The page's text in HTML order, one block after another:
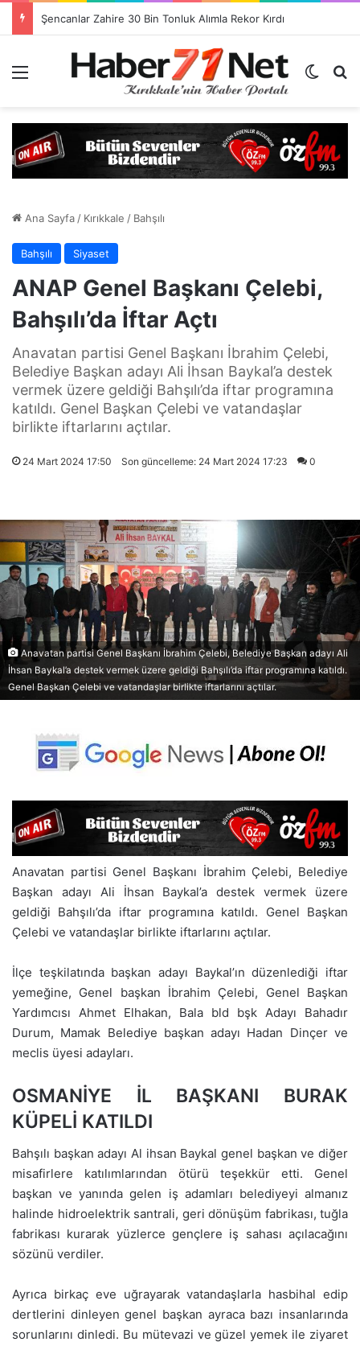
Dış
Ana Sayfa/ Kırıkkale / Bahşılı
Bahşılı Siyaset
ANAP Genel Başkanı Çelebi,
Bahşılı’da İftar Açtı
Anavatan partisi Genel Başkanı İbrahim Çelebi,
Belediye Başkan adayı Ali İhsan Baykal’a destek
vermek üzere geldiği Bahşılı’da iftar programına
katıldı. Genel Başkan Çelebi ve vatandaşlar
birlikte iftarlarını açtılar.
24 Mart 2024 17:50 Son güncelleme: 24 Mart 2024 17:23 0
Anavatan partisi Genel Başkanı İbrahim Çelebi, Belediye Başkan adayı Ali
İhsan Baykal’a destek vermek üzere geldiği Bahşılı’da iftar programına katıldı.
Genel Başkan Çelebi ve vatandaşlar birlikte iftarlarını açtılar.
Anavatan partisi Genel Başkanı İbrahim Çelebi, Belediye
Başkan adayı Ali İhsan Baykal’a destek vermek üzere
geldiği Bahşılı’da iftar programına katıldı. Genel Başkan
Çelebi ve vatandaşlar birlikte iftarlarını açtılar.
İlçe teşkilatında başkan adayı Baykal’ın düzenlediği iftar
yemeğine, Genel başkan İbrahim Çelebi, Genel Başkan
Yardımcısı Ahmet Elhakan, Bala bld bşk Adayı Bahadır
Durum, Mamak Belediye başkan adayı Hadan Dinçer ve
meclis üyesi adayları.
OSMANİYE İL BAŞKANI BURAK
KÜPELİ KATILDI
Bahşılı başkan adayı Al ihsan Baykal genel başkan ve diğer
misafirlere katılımlarından ötürü teşekkür etti. Genel
başkan ve yanında gelen iş adamları belediyeyi almanız
halinde hidroelektrik santrali, geri dönüşüm fabrikası, tuğla
fabrikası kurarak yüzlerce gençlere iş sahası açılacağını
sözünü verdiler.
Ayrıca birkaç eve uğrayarak vatandaşlarla hasbihal edip
dertlerini dinleyen genel başkan ayraca bazı insanlarında
sorunlarını dinledi. Bu mütevazi ve güzel yemek ile ziyaret